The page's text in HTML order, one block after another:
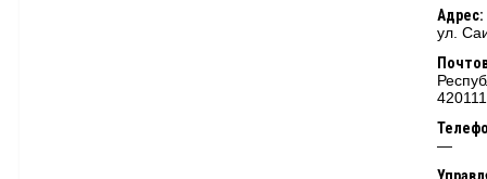
Адрес:
ул.
420111
—